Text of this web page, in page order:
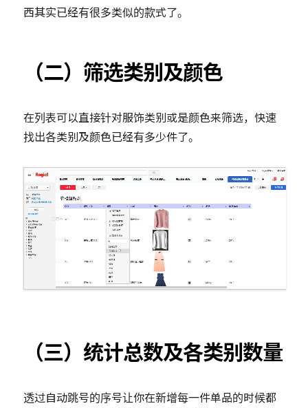
西其实已经有很多类似的款式了。
（二）筛选类别及颜色
在列表可以直接针对服饰类别或是颜色来筛选，快速
找出各类别及颜色已经有多少件了。
（三）统计总数及各类别数量
透过自动跳号的序号让你在新增每一件单品的时候都